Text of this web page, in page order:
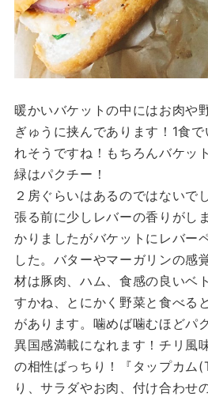
暖かいバケットの中にはお肉や
ぎゅうに挟んであります！1食
れそうですね！もちろんバケッ
緑はパクチー！
２房ぐらいはあるのではないで
張る前に少しレバーの香りがし
かりましたがバケットにレバー
した。バターやマーガリンの感
材は豚肉、ハム、食感の良いベ
すかね、とにかく野菜と食べる
があります。噛めば噛むほどパ
異国感満載になれます！チリ風
の相性ばっちり！『タップカム
り、サラダやお肉、付け合わせ